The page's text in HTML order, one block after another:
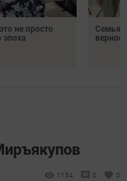
не просто
эпоха
Семья
1154 0 0